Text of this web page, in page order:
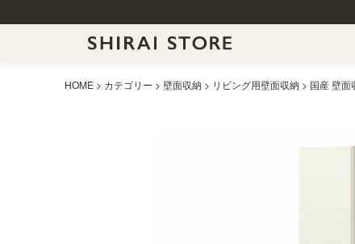
HOME カテゴリー 壁面収納 リビング用壁面収納 国産 壁面